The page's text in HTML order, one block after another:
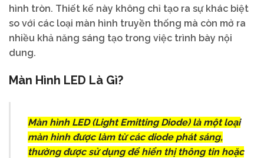
hình tròn. Thiết kế này không chỉ tạo ra sự khác biệt
so với các loại màn hình truyền thống mà còn mở ra
nhiều khả năng sáng tạo trong việc trình bày nội
dung.
Màn Hình LED Là Gì?
Màn hình LED (Light Emitting Diode) là một loại
màn hình được làm từ các diode phát sáng,
thường được sử dụng để hiển thị thông tin hoặc